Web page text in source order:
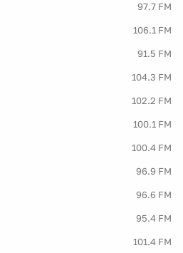
97.7 FM
106.1 FM
91.5 FM
104.3 FM
102.2 FM
100.1 FM
100.4 FM
96.9 FM
96.6 FM
95.4 FM
101.4 FM